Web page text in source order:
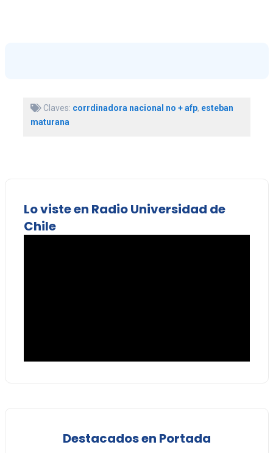
Claves: corrdinadora nacional no + afp, esteban
maturana
Lo viste en Radio Universidad de
Chile
Destacados en Portada